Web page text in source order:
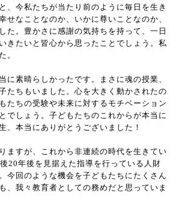
、今私たちが当たり前のように毎日を生き
せなことなのか、いかに尊いことなのか、
た。豊かさに感謝の気持ちを持って、一日
きたいと皆心から思ったことでしょう。私
。
に素晴らしかったです。まさに魂の授業、
たちもいました。心を大きく動かされたの
たちの受験や未来に対するモチベーション
でしょう。子どもたちのこれからが本当に
、本当にありがとうございました！
ますが、これから非連続の時代を生きてい
20年後を見据えた指導を行っている人財
今回のような機会を子どもたちにたくさん
、我々教育者としての務めだと思っていま